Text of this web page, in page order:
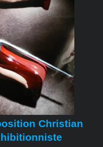
Christian